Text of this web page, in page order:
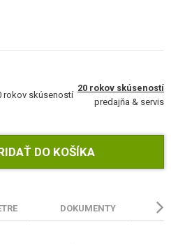
20 rokov skúseností
predajňa & servis
DOKUMENTY